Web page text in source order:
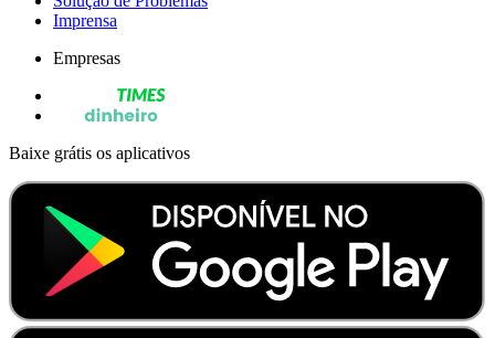
Imprensa
Empresas
Baixe grátis os aplicativos